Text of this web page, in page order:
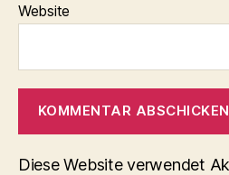
Website
Diese Website verwendet